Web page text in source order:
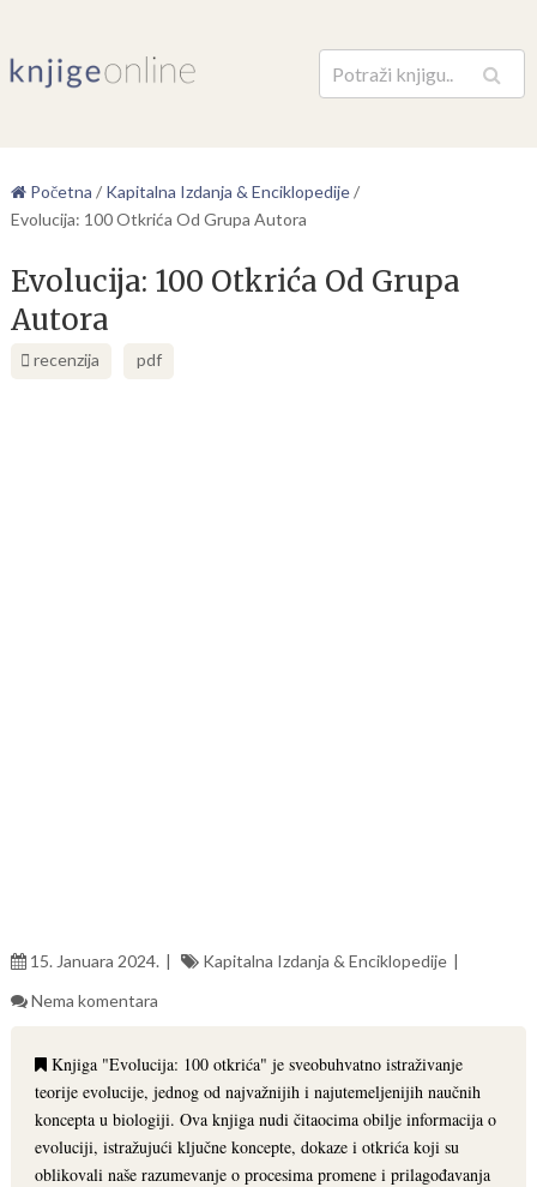
Pretraga
Početna / Kapitalna Izdanja & Enciklopedije/
Evolucija: 100 Otkrića Od Grupa Autora
Evolucija: 100 Otkrića Od Grupa
Autora
recenzija pdf
15. Januara 2024.
Kapitalna Izdanja & Enciklopedije
Nema komentara
Knjiga "Evolucija: 100 otkrića" je sveobuhvatno istraživanje
teorije evolucije, jednog od najvažnijih i najutemeljenijih naučnih
koncepta u biologiji. Ova knjiga nudi čitaocima obilje informacija o
evoluciji, istražujući ključne koncepte, dokaze i otkrića koji su
oblikovali naše razumevanje o procesima promene i prilagođavanja